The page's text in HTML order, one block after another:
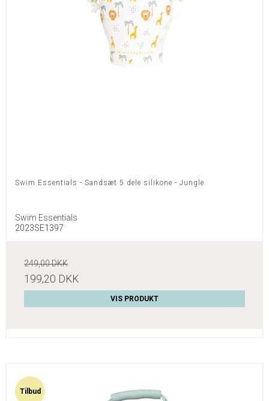
Swim Essentials - Sandsæt 5 dele silikone - Jungle
Swim Essentials
2023SE1397
249,00 DKK
199,20 DKK
VIS PRODUKT
Tilbud